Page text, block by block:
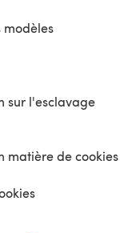
modèles
sur l'esclavage
matière de cookies